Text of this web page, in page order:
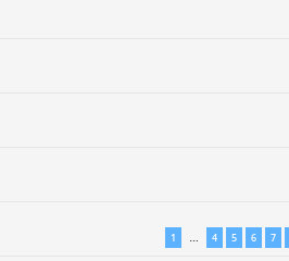
1 … 4 5 6 7